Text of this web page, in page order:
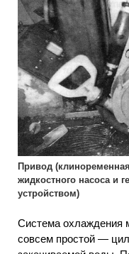
Привод
жидкостного насоса и
устройством)
Система охлаждения
совсем простой —